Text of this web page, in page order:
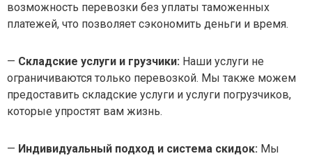
возможность перевозки без уплаты таможенных
платежей, что позволяет сэкономить деньги и время.
— Складские услуги и грузчики: Наши услуги не
ограничиваются только перевозкой. Мы также можем
предоставить складские услуги и услуги погрузчиков,
которые упростят вам жизнь.
— Индивидуальный подход и система скидок: Мы